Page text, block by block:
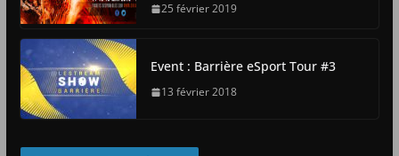
25 février 2019
Event : Barrière eSport Tour #3
13 février 2018